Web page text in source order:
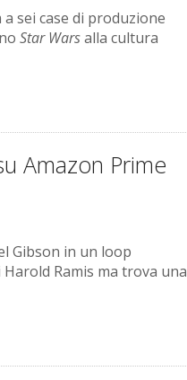
sei case di produzione
Star Warsalla cultura
Amazon Prime
Gibson in un loop
Ramis ma trova una